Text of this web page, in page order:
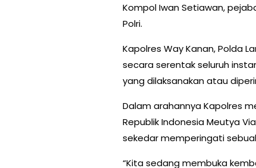
Kompol Iwan Setiawan,
Polri.
Kapolres Way Kanan, Polda
secara serentak seluruh
yang dilaksanakan atau
Dalam arahannya Kapolres
Republik Indonesia Meutya
sekedar memperingati
“Kita sedang membuka